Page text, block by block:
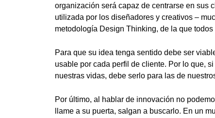
organización será capaz de centrarse en sus
utilizada por los diseñadores y creativos –
metodología Design Thinking, de la que
Para que su idea tenga sentido debe ser
usable por cada perfil de cliente. Por lo que,
nuestras vidas, debe serlo para las de
Por último, al hablar de innovación no
llame a su puerta, salgan a buscarlo. En un